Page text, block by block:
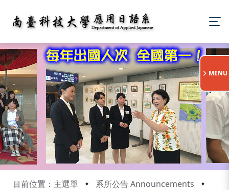
目前位置：主選單
系所公告 Announcements
:::
MENU